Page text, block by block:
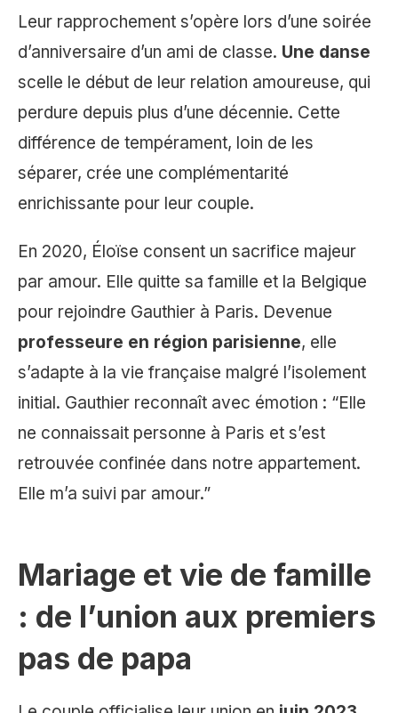
Leur rapprochement s’opère lors d’une soirée
d’anniversaire d’un ami de classe. Une danse
scelle le début de leur relation amoureuse, qui
perdure depuis plus d’une décennie. Cette
différence de tempérament, loin de les
séparer, crée une complémentarité
enrichissante pour leur couple.
En 2020, Éloïse consent un sacrifice majeur
par amour. Elle quitte sa famille et la Belgique
pour rejoindre Gauthier à Paris. Devenue
professeure en région parisienne, elle
s’adapte à la vie française malgré l’isolement
initial. Gauthier reconnaît avec émotion : “Elle
ne connaissait personne à Paris et s’est
retrouvée confinée dans notre appartement.
Elle m’a suivi par amour.”
Mariage et vie de famille
: de l’union aux premiers
pas de papa